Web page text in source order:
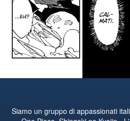
Siamo un gruppo di appassionati